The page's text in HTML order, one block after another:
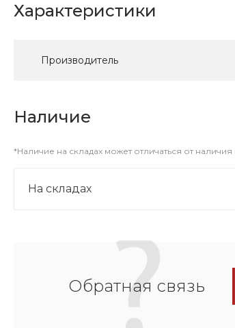
Характеристики
Производитель
Наличие
*Наличие на складах может отличаться от
На складах
Обратная связь